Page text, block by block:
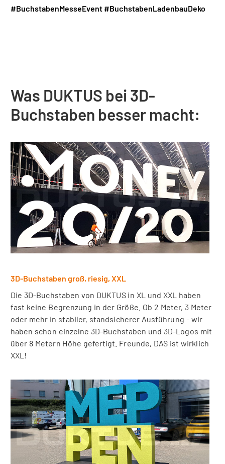
#BuchstabenMesseEvent#BuchstabenLadenbauDeko
Was DUKTUS bei 3D-
Buchstaben besser macht:
3D-Buchstaben groß, riesig, XXL
Die 3D-Buchstaben von DUKTUS in XL und XXL haben
fast keine Begrenzung in der Größe. Ob 2 Meter, 3 Meter
oder mehr in stabiler, standsicherer Ausführung - wir
haben schon einzelne 3D-Buchstaben und 3D-Logos mit
über 8 Metern Höhe gefertigt. Freunde, DAS ist wirklich
XXL!